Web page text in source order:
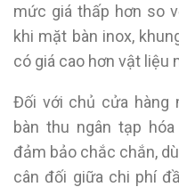
mức giá thấp hơn so
khi mặt bàn inox,
có giá cao hơn vật liệu
Đối với chủ cửa hàng
bàn thu ngân tạp
đảm bảo chắc chắn,
cân đối giữa chi phí